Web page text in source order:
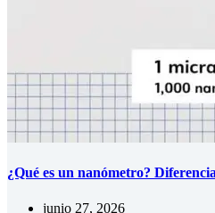
¿Qué es un nanómetro?
junio 27, 2026